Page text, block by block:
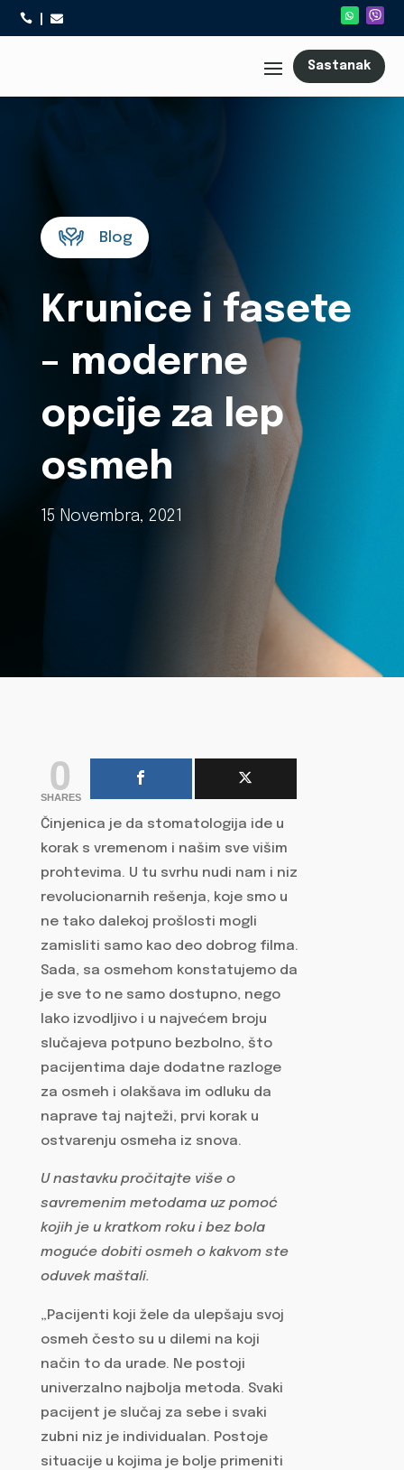
 
Sastanak
Blog
Krunice i fasete
– moderne
opcije za lep
osmeh
15 Novembra, 2021
0
SHARES
Činjenica je da stomatologija ide u
korak s vremenom i našim sve višim
prohtevima. U tu svrhu nudi nam i niz
revolucionarnih rešenja, koje smo u
ne tako dalekoj prošlosti mogli
zamisliti samo kao deo dobrog filma.
Sada, sa osmehom konstatujemo da
je sve to ne samo dostupno, nego
lako izvodljivo i u najvećem broju
slučajeva potpuno bezbolno, što
pacijentima daje dodatne razloge
za osmeh i olakšava im odluku da
naprave taj najteži, prvi korak u
ostvarenju osmeha iz snova.
U nastavku pročitajte više o
savremenim metodama uz pomoć
kojih je u kratkom roku i bez bola
moguće dobiti osmeh o kakvom ste
oduvek maštali.
„Pacijenti koji žele da ulepšaju svoj
osmeh često su u dilemi na koji
način to da urade. Ne postoji
univerzalno najbolja metoda. Svaki
pacijent je slučaj za sebe i svaki
zubni niz je individualan. Postoje
situacije u kojima je bolje primeniti